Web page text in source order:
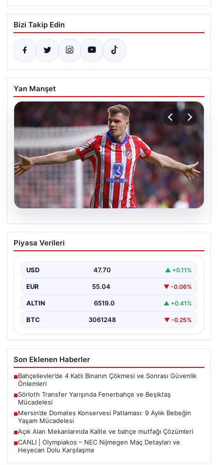
Bizi Takip Edin
Yan Manşet
05.08.2026
Sörloth Transfer Yarışında Fenerbahçe
ve Beşiktaş Mücadelesi
sahne olurken, Süper Lig’in iki büyük devi,…
Piyasa Verileri
USD 47.70 ▲ +0.11%
EUR 55.04 ▼ -0.06%
ALTIN 6519.0 ▲ +0.41%
BTC 3061248 ▼ -0.25%
Son Eklenen Haberler
■Bahçelievler’de 4 Katlı Binanın Çökmesi ve Sonrası Güvenlik
Önlemleri
■Sörloth Transfer Yarışında Fenerbahçe ve Beşiktaş
Mücadelesi
■Mersin’de Domates Konservesi Patlaması: 9 Aylık Bebeğin
Yaşam Mücadelesi
■Açık Alan Mekanlarında Kalite ve bahçe mutfağı Çözümleri
■CANLI | Olympiakos – NEC Nijmegen Maç Detayları ve
Heyecan Dolu Karşılaşma